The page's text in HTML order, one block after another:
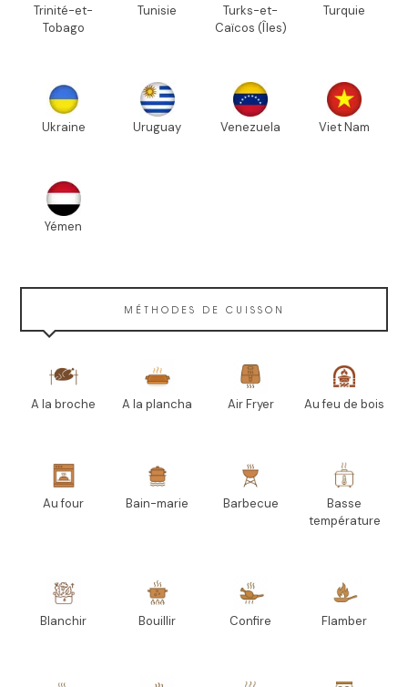
Trinité-et-
Tobago
Tunisie
Turks-et-
Caïcos (Îles)
Turquie
Ukraine Uruguay Venezuela Viet Nam
Yémen
MÉTHODES DE CUISSON
A la broche A la plancha Air Fryer Au feu de bois
Au four Bain-marie Barbecue
Basse
température
Blanchir Bouillir Confire Flamber